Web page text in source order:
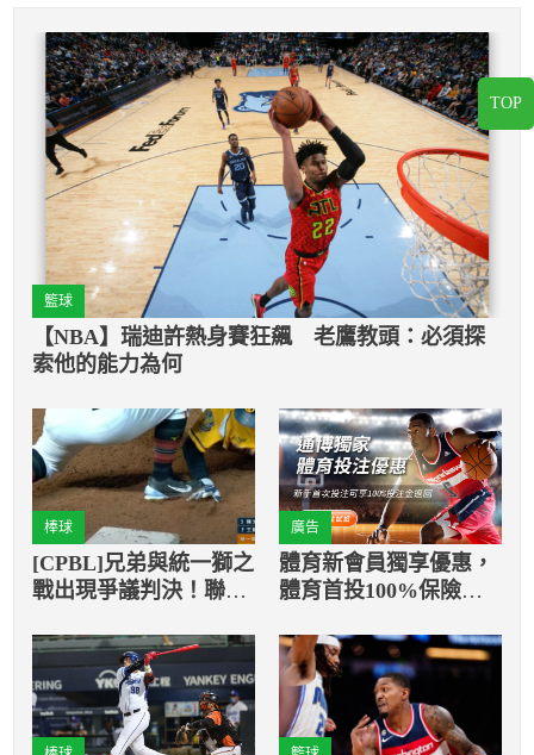
籃球
【NBA】瑞迪許熱身賽狂飆 老鷹教頭：必須探
索他的能力為何
棒球
[CPBL]兄弟與統一獅之
戰出現爭議判決！聯盟
廣告
體育新會員獨享優惠，
體育首投100%保險返
TOP